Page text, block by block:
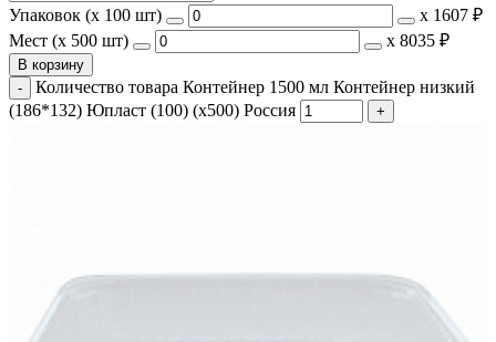
Упаковок (x 100 шт)
х 1607 ₽
Мест (x 500 шт)
х 8035 ₽
В корзину
Количество товара Контейнер 1500 мл Контейнер низкий
(186*132) Юпласт (100) (х500) Россия